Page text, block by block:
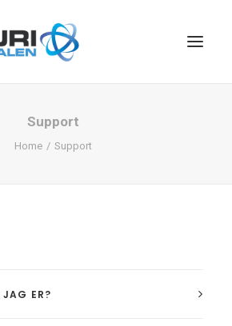
Support
Home Support
JAG ER?